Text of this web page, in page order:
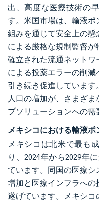
出、高度な医療技術の
す。米国市場は、輸液ポ
組みを通じて安全上の
による厳格な規制監督が
確立された流通ネットワ
による投薬エラーの削
引き続き促進していま
人口の増加が、さまざ
プソリューションへの需
メキシコにおける輸液
メキシコは北米で最も
り、2024年から2029年
ています。同国の医療
増加と医療インフラへの
遂げています。メキシ